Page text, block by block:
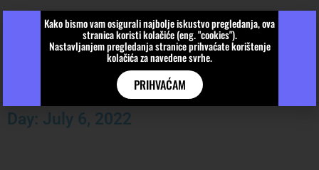
Day: July 6, 2022
Kako bismo vam osigurali najbolje iskustvo pregledanja, ova
stranica koristi kolačiće (eng. "cookies").
Nastavljanjem pregledanja stranice prihvaćate korištenje
kolačića za navedene svrhe.
PRIHVAĆAM